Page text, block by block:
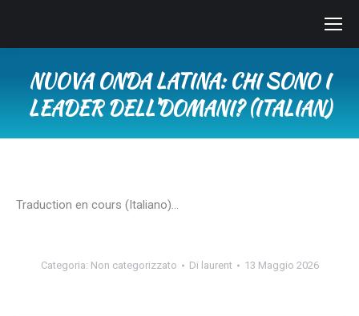
NUOVA ONDA LATINA: CHI SONO I
LEADER DELL’DOMANI? (ITALIAN)
Traduction en cours (Italiano)…
Categoria: Non categorizzato Di laurent 13 Maggio 2026